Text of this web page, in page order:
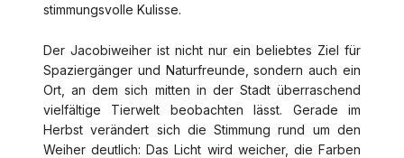
stimmungsvolle Kulisse.
Der Jacobiweiher ist nicht nur ein beliebtes Ziel für
Spaziergänger und Naturfreunde, sondern auch ein
Ort, an dem sich mitten in der Stadt überraschend
vielfältige Tierwelt beobachten lässt. Gerade im
Herbst verändert sich die Stimmung rund um den
Weiher deutlich: Das Licht wird weicher, die Farben